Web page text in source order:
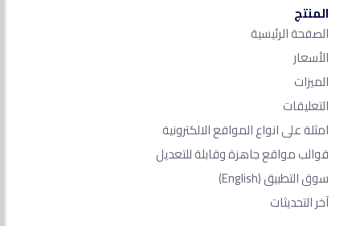
المنتج
الصفحة الرئيسية
الأسعار
الميزات
التعليقات
امثلة على انواع المواقع الالكترونية
قوالب مواقع جاهزة وقابلة للتعديل
سوق التطبيق(English)
آخر التحديثات